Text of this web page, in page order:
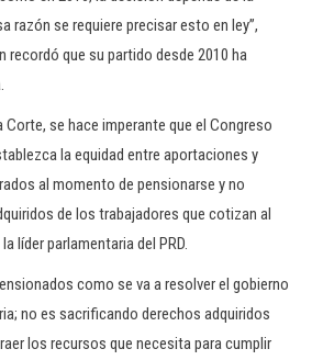
razón se requiere precisar esto en ley”,
recordó que su partido desde 2010 ha
se hace imperante que el Congreso
la equidad entre aportaciones y
al momento de pensionarse y no
de los trabajadores que cotizan al
líder parlamentaria del PRD.
como se va a resolver el gobierno
no es sacrificando derechos adquiridos
los recursos que necesita para cumplir